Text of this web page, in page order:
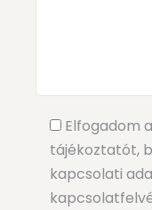
Elfogadom
tájékoztatót,
kapcsolati